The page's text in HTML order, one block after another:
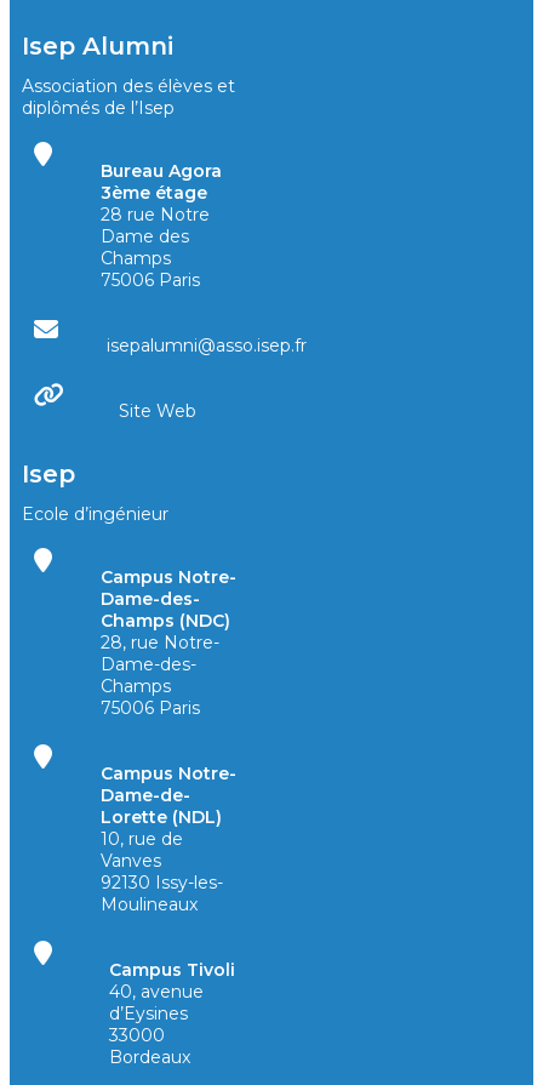
Isep Alumni
Association des élèves et
diplômés de l’Isep
Bureau Agora
3ème étage
28 rue Notre
Dame des
Champs
75006 Paris
isepalumni@asso.isep.fr
Site Web
Isep
Ecole d’ingénieur
Campus Notre-
Dame-des-
Champs (NDC)
28, rue Notre-
Dame-des-
Champs
75006 Paris
Campus Notre-
Dame-de-
Lorette (NDL)
10, rue de
Vanves
92130 Issy-les-
Moulineaux
Campus Tivoli
40, avenue
d’Eysines
33000
Bordeaux